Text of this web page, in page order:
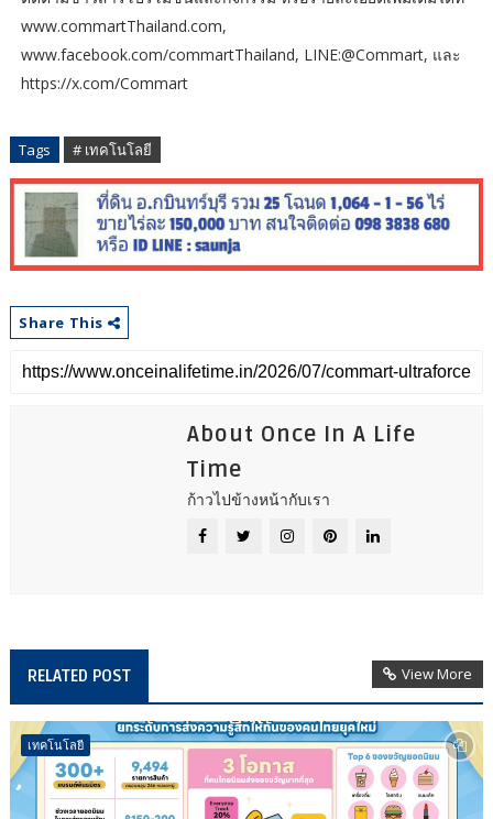
www.commartThailand.com,
www.facebook.com/commartThailand, LINE:@Commart, และ
https://x.com/Commart
Tags # เทคโนโลยี
Share This
About Once In A Life
Time
ก้าวไปข้างหน้ากับเรา
RELATED POST View More
เทคโนโลยี